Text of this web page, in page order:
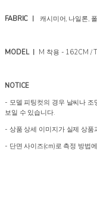
FABRIC ㅣ 캐시미어, 나일론,
MODEL ㅣ M 착용 - 162CM /
NOTICE
- 모델 피팅컷의 경우 날씨나 조
보일 수 있습니다.
- 상품 상세 이미지가 실제 상품
- 단면 사이즈(cm)로 측정 방법